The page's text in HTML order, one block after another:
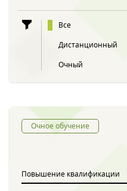
Все
Дистанционный
Очный
Очное обучение
Повышение квалификации